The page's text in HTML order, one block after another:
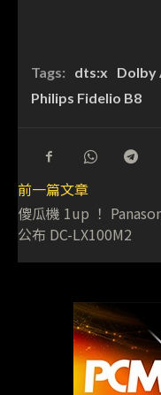
Tags: dts:x Dolby
Philips Fidelio B8
前一篇文章
傻瓜機 1up ！
公布 DC-LX100M2